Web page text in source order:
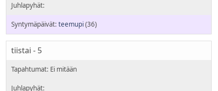
teemupi(36)
tiistai - 5